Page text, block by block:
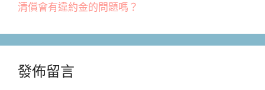
清償會有違約金的問題嗎？
發佈留言